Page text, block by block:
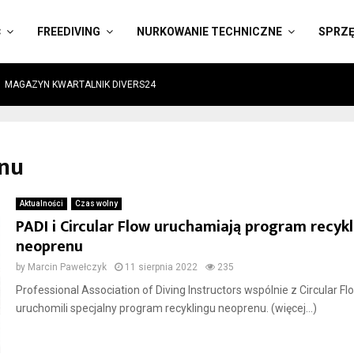
FREEDIVING NURKOWANIE TECHNICZNE
MAGAZYN KWARTALNIK DIVERS24
Aktualności Czas wolny
PADI i Circular Flow uruchamiają program
neoprenu
by Marcin Pawełczyk 11 sierpnia 2022 235
Professional Association of Diving Instructors wspólnie z Circular
uruchomili specjalny program recyklingu neoprenu. (więcej…)